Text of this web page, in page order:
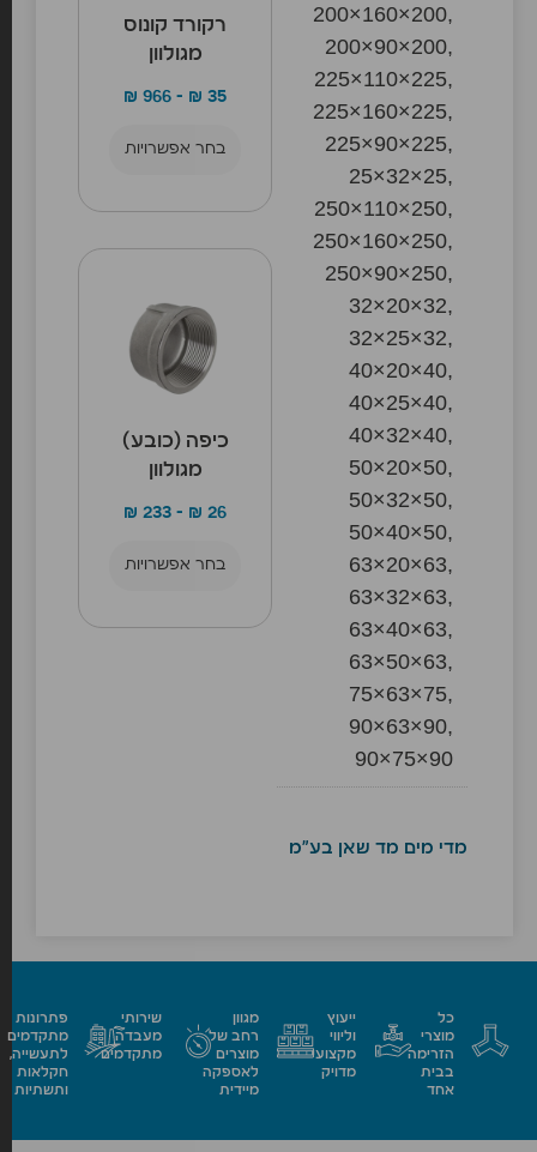
200×160×200,
200×90×200,
225×110×225,
225×160×225,
225×90×225,
25×32×25,
250×110×250,
250×160×250,
250×90×250,
32×20×32,
32×25×32,
40×20×40,
40×25×40,
40×32×40,
50×20×50,
50×32×50,
50×40×50,
63×20×63,
63×32×63,
63×40×63,
63×50×63,
75×63×75,
90×63×90,
90×75×90
מדי מים מד שאן בע"מ
רקורד קונוס
מגולוון
₪ 35
–
₪ 966
בחר אפשרויות
כיפה (כובע)
מגולוון
₪ 26
–
₪ 233
בחר אפשרויות
כל
מוצרי
הזרימה
בבית
אחד
ייעוץ
וליווי
מקצועי
מדויק
מגוון
רחב של
מוצרים
לאספקה
מיידית
שירותי
מעבדה
מתקדמים
פתרונות
מתקדמים
לתעשייה,
חקלאות
ותשתיות